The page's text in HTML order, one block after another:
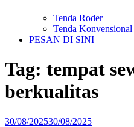
Tenda Roder
Tenda Konvensional
PESAN DI SINI
Tag: tempat
berkualitas
Diposkan
30/08/202530/08/2025